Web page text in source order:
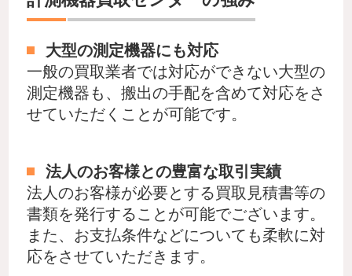
大型の測定機器にも対応
一般の買取業者では対応ができない大型の
測定機器も、搬出の手配を含めて対応をさ
せていただくことが可能です。
法人のお客様との豊富な取引実績
法人のお客様が必要とする買取見積書等の
書類を発行することが可能でございます。
また、お支払条件などについても柔軟に対
応をさせていただきます。